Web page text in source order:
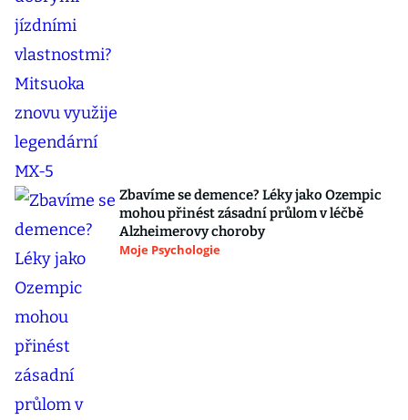
Zbavíme se demence? Léky jako Ozempic
mohou přinést zásadní průlom v léčbě
Alzheimerovy choroby
Moje Psychologie